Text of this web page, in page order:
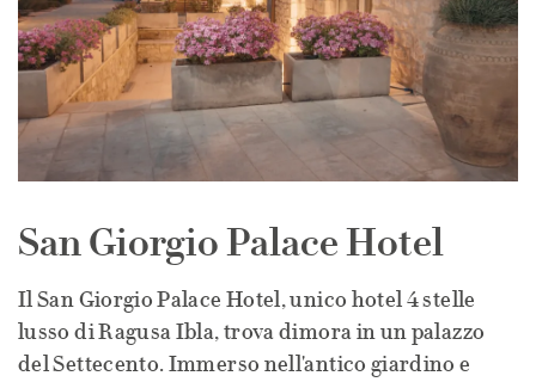
San Giorgio Palace Hotel
Il San Giorgio Palace Hotel, unico hotel 4 stelle
lusso di Ragusa Ibla, trova dimora in un palazzo
del Settecento. Immerso nell'antico giardino e